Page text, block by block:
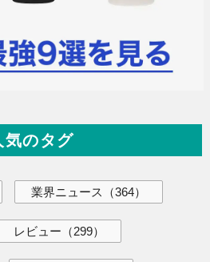
気のタグ
業界ニュース （364）
レビュー （299）